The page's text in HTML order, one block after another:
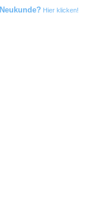
Neukunde? Hier klicken!